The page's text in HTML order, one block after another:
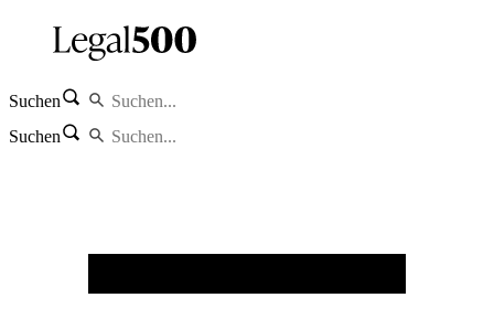
Suchen
Suchen